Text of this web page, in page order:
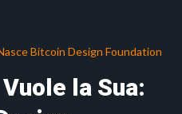
Bitcoin Design Foundation
la Sua: